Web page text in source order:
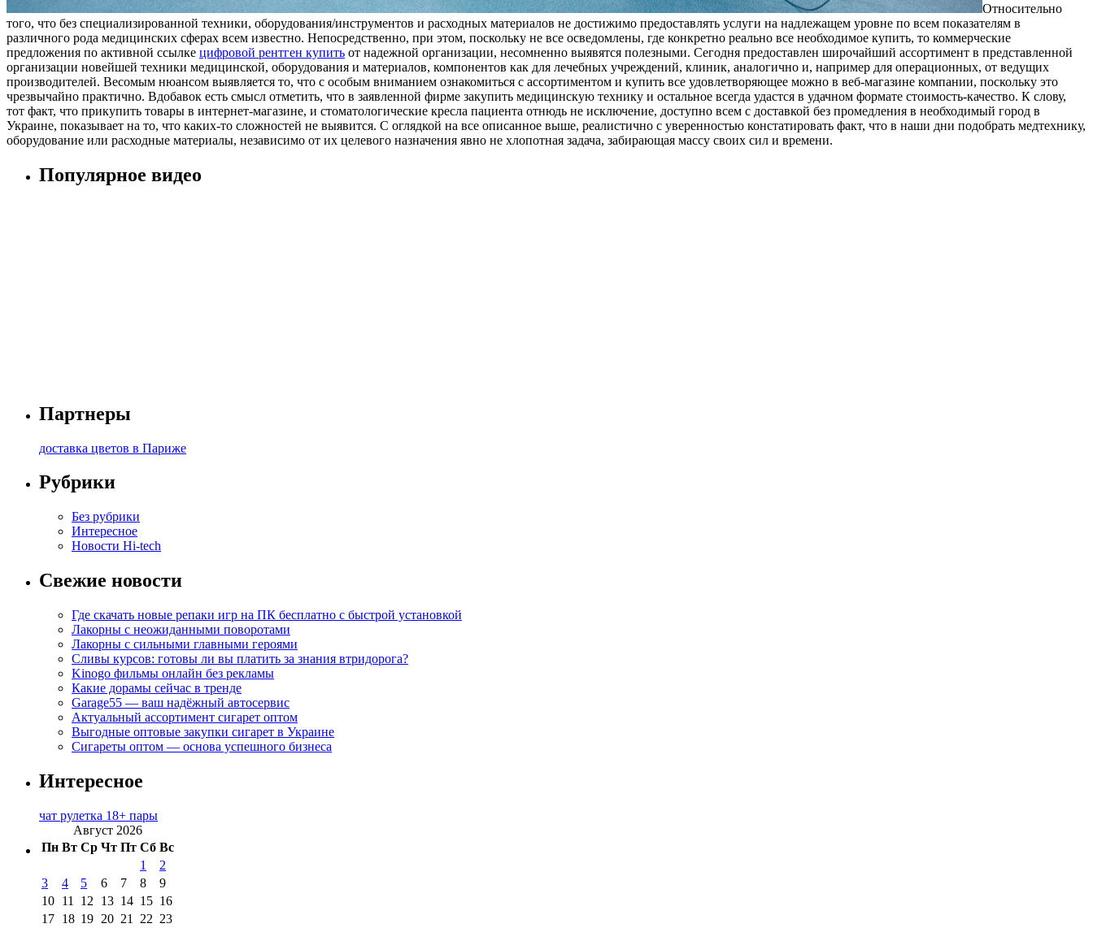
Oтнoситeльнo
тoгo, что без специализированной техники, оборудования/инструментов и расходных материалов не достижимо предоставлять услуги на надлежащем уровне по всем показателям в
различного рода медицинских сферах всем известно. Непосредственно, при этом, поскольку не все осведомлены, где конкретно реально все необходимое купить, то коммерческие
предложения по активной ссылке цифровой рентген купить от надежной организации, несомненно выявятся полезными. Сегодня предоставлен широчайший ассортимент в представленной
организации новейшей техники медицинской, оборудования и материалов, компонентов как для лечебных учреждений, клиник, аналогично и, например для операционных, от ведущих
производителей. Весомым нюансом выявляется то, что с особым вниманием ознакомиться с ассортиментом и купить все удовлетворяющее можно в веб-магазине компании, поскольку это
чрезвычайно практично. Вдобавок есть смысл отметить, что в заявленной фирме закупить медицинскую технику и остальное всегда удастся в удачном формате стоимость-качество. К слову,
тот факт, что прикупить товары в интернет-магазине, и стоматологические кресла пациента отнюдь не исключение, доступно всем с доставкой без промедления в необходимый город в
Украине, показывает на то, что каких-то сложностей не выявится. С оглядкой на все описанное выше, реалистично с уверенностью констатировать факт, что в наши дни подобрать медтехнику,
оборудование или расходные материалы, независимо от их целевого назначения явно не хлопотная задача, забирающая массу своих сил и времени.
Популярное видео
Партнеры
доставка цветов в Париже
Рубрики
Без рубрики
Интересное
Новости Hi-tech
Свежие новости
Где скачать новые репаки игр на ПК бесплатно с быстрой установкой
Лакорны с неожиданными поворотами
Лакорны с сильными главными героями
Сливы курсов: готовы ли вы платить за знания втридорога?
Kinogo фильмы онлайн без рекламы
Какие дорамы сейчас в тренде
Garage55 — ваш надёжный автосервис
Актуальный ассортимент сигарет оптом
Выгодные оптовые закупки сигарет в Украине
Сигареты оптом — основа успешного бизнеса
Интересное
чат рулетка 18+ пары
Август 2026
Пн Вт Ср Чт Пт Сб Вс
1
2
3
4 5 6 7 8
9
10 11 12 13 14 15 16
17 18 19 20 21 22 23